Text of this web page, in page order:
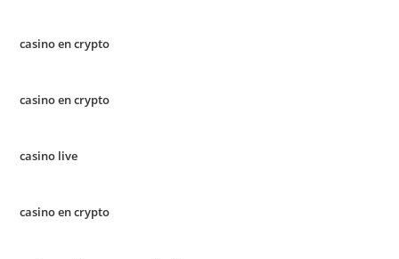
casino en crypto
casino en crypto
casino live
casino en crypto